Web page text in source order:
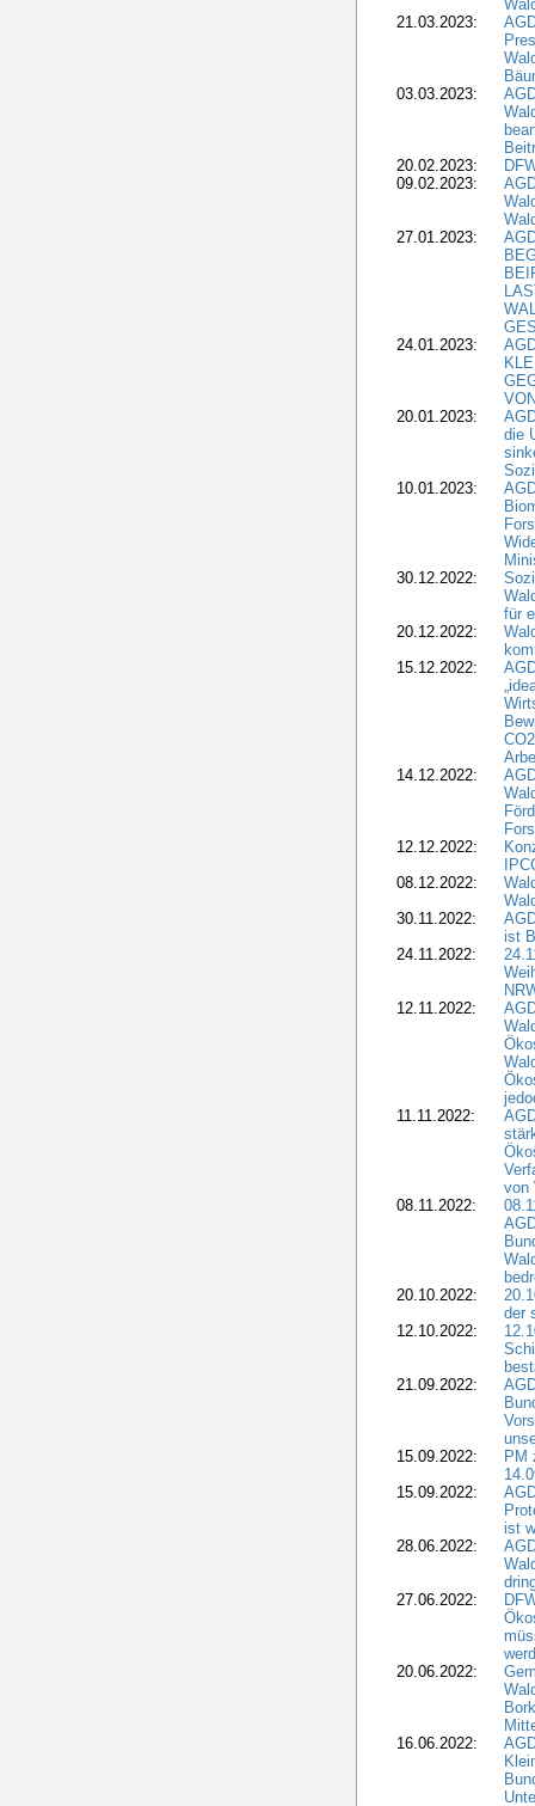
21.03.2023:
03.03.2023:
20.02.2023:
09.02.2023:
27.01.2023:
24.01.2023:
20.01.2023:
die
10.01.2023:
30.12.2022:
für
20.12.2022:
15.12.2022:
14.12.2022:
12.12.2022:
08.12.2022:
30.11.2022:
ist
24.11.2022:
12.11.2022:
11.11.2022:
von
08.11.2022:
20.10.2022:
der
12.10.2022:
21.09.2022:
15.09.2022:
PM
15.09.2022:
ist
28.06.2022:
27.06.2022:
20.06.2022:
16.06.2022: